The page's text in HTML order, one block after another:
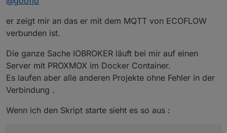
            name:
            subscribe:
true
        },
    ],
    AdditionalPowerAvgPeriod:
15000
AdditionalPower:
//############# Diesen Abschnitt fÃ¼r jedes
            name:
"Growatt2000SH"
**********  YOUR DATA HERE  ************
email: "xxxxxx",
    passwort: "xxxxxx",
SmartmeterID:
    seriennummern: [
seriennummer: "HWxxxxxxxx",
er zeigt mir an das er mit dem MQTT von ECOFLOW
verbunden ist.
Die ganze Sache IOBROKER läuft bei mir auf einen
Server mit PROXMOX im Docker Container.
Es laufen aber alle anderen Projekte ohne Fehler in der
Verbindung .
Wenn ich den Skript starte sieht es so aus :